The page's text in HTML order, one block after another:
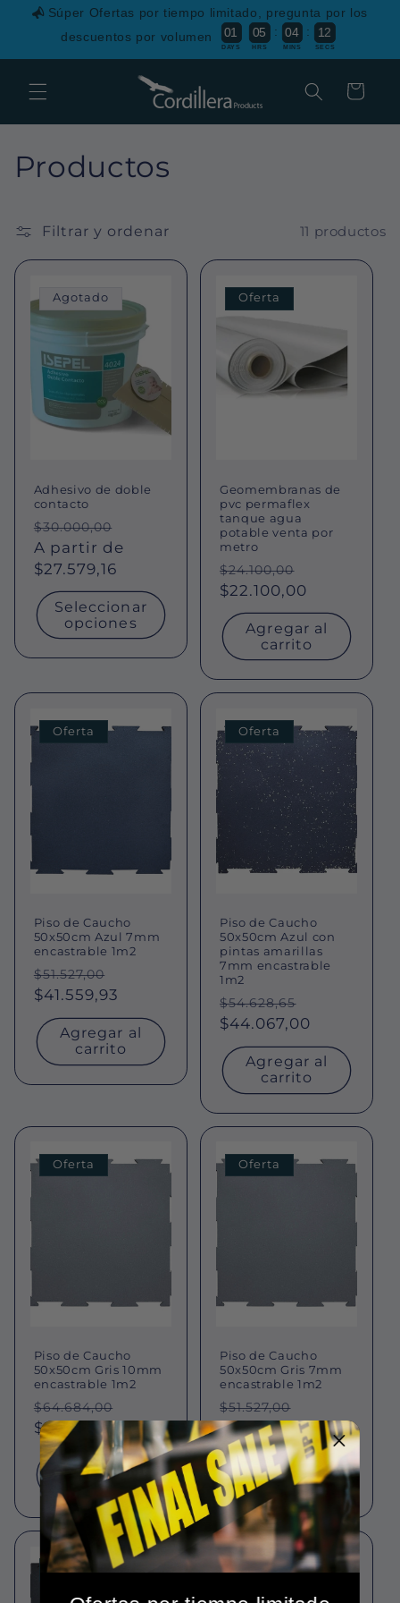
Súper Ofertas por tiempo limitado, pregunta por los
descuentos por volumen
01
DAYS
05
HRS
: 04
MINS
: 12
SECS
directamente
al contenido
Carrito
C
l
e
c
Productos
Filtrar y ordenar 11 productos
Agotado
Adhesivo de doble
contacto
Precio
habitual
$30.000,00
de
A partir de
$27.579,16
Seleccionar
opciones
Oferta
Geomembranas de
pvc permaflex
tanque agua
potable venta por
metro
Precio
habitual
$24.100,00
de
oferta
$22.100,00
Agregar al
carrito
Oferta
Piso de Caucho
50x50cm Azul 7mm
encastrable 1m2
Precio
habitual
$51.527,00
de
oferta
$41.559,93
Agregar al
carrito
Oferta
Piso de Caucho
50x50cm Azul con
pintas amarillas
7mm encastrable
1m2
Precio
habitual
$54.628,65
de
oferta
$44.067,00
Agregar al
carrito
Oferta
Piso de Caucho
50x50cm Gris 10mm
encastrable 1m2
Precio
habitual
$64.684,00
de
oferta
$52.178,59
Agregar al
carrito
Oferta
Piso de Caucho
50x50cm Gris 7mm
encastrable 1m2
Precio
habitual
$51.527,00
de
oferta
$41.559,92
Agregar al
carrito
Oferta Oferta